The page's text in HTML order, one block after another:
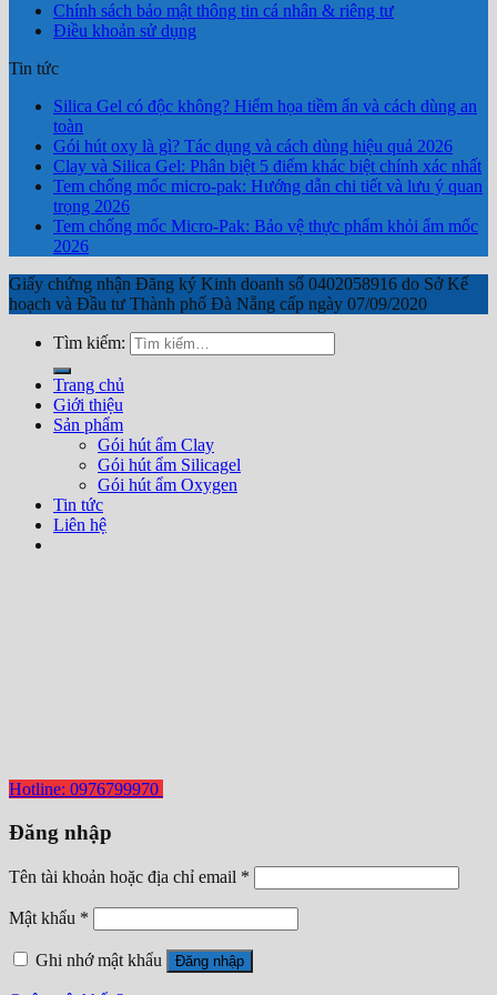
Chính sách bảo mật thông tin cá nhân & riêng tư
Điều khoản sử dụng
Tin tức
Silica Gel có độc không? Hiểm họa tiềm ẩn và cách dùng an
toàn
Gói hút oxy là gì? Tác dụng và cách dùng hiệu quả 2026
Clay và Silica Gel: Phân biệt 5 điểm khác biệt chính xác nhất
Tem chống mốc micro-pak: Hướng dẫn chi tiết và lưu ý quan
trọng 2026
Tem chống mốc Micro-Pak: Bảo vệ thực phẩm khỏi ẩm mốc
2026
Giấy chứng nhận Đăng ký Kinh doanh số 0402058916 do Sở Kế
hoạch và Đầu tư Thành phố Đà Nẵng cấp ngày 07/09/2020
Tìm kiếm:
Trang chủ
Giới thiệu
Sản phẩm
Gói hút ẩm Clay
Gói hút ẩm Silicagel
Gói hút ẩm Oxygen
Tin tức
Liên hệ
Hotline: 0976799970
Đăng nhập
Tên tài khoản hoặc địa chỉ email *
Mật khẩu *
Ghi nhớ mật khẩu Đăng nhập